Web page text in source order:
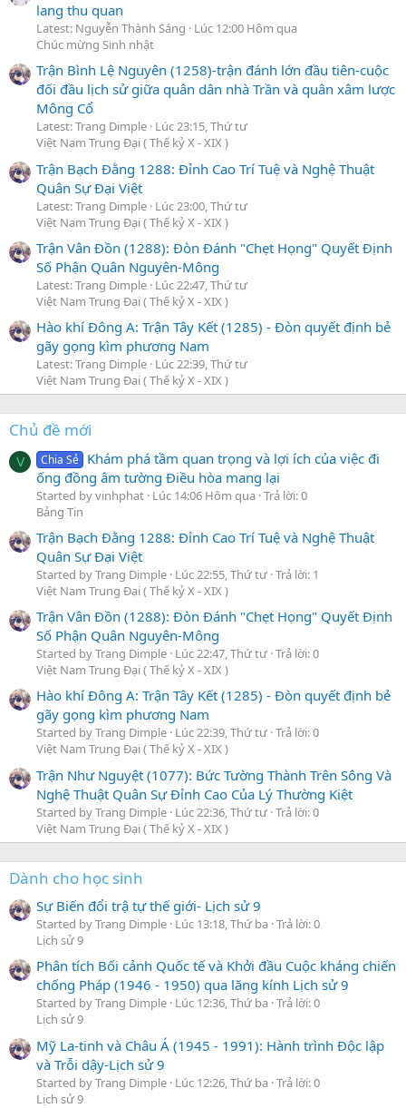
lang thu quan
Latest: Nguyễn Thành Sáng
Lúc 12:00 Hôm qua
Chúc mừng Sinh nhật
Trận Bình Lệ Nguyên (1258)-trận đánh lớn đầu tiên-cuộc
đối đầu lịch sử giữa quân dân nhà Trần và quân xâm lược
Mông Cổ
Latest: Trang Dimple Lúc 23:15, Thứ tư
Việt Nam Trung Đại ( Thế kỷ X - XIX )
Trận Bạch Đằng 1288: Đỉnh Cao Trí Tuệ và Nghệ Thuật
Quân Sự Đại Việt
Latest: Trang Dimple Lúc 23:00, Thứ tư
Việt Nam Trung Đại ( Thế kỷ X - XIX )
Trận Vân Đồn (1288): Đòn Đánh "Chẹt Họng" Quyết Định
Số Phận Quân Nguyên-Mông
Latest: Trang Dimple Lúc 22:47, Thứ tư
Việt Nam Trung Đại ( Thế kỷ X - XIX )
Hào khí Đông A: Trận Tây Kết (1285) - Đòn quyết định bẻ
gãy gọng kìm phương Nam
Latest: Trang Dimple Lúc 22:39, Thứ tư
Việt Nam Trung Đại ( Thế kỷ X - XIX )
Chủ đề mới
V Chia Sẻ Khám phá tầm quan trọng và lợi ích của việc đi
ống đồng âm tường Điều hòa mang lại
Started by vinhphat Lúc 14:06 Hôm qua Trả lời: 0
Bảng Tin
Trận Bạch Đằng 1288: Đỉnh Cao Trí Tuệ và Nghệ Thuật
Quân Sự Đại Việt
Started by Trang Dimple Lúc 22:55, Thứ tư Trả lời: 1
Việt Nam Trung Đại ( Thế kỷ X - XIX )
Trận Vân Đồn (1288): Đòn Đánh "Chẹt Họng" Quyết Định
Số Phận Quân Nguyên-Mông
Started by Trang Dimple Lúc 22:47, Thứ tư Trả lời: 0
Việt Nam Trung Đại ( Thế kỷ X - XIX )
Hào khí Đông A: Trận Tây Kết (1285) - Đòn quyết định bẻ
gãy gọng kìm phương Nam
Started by Trang Dimple Lúc 22:39, Thứ tư Trả lời: 0
Việt Nam Trung Đại ( Thế kỷ X - XIX )
Trận Như Nguyệt (1077): Bức Tường Thành Trên Sông Và
Nghệ Thuật Quân Sự Đỉnh Cao Của Lý Thường Kiệt
Started by Trang Dimple Lúc 22:36, Thứ tư Trả lời: 0
Việt Nam Trung Đại ( Thế kỷ X - XIX )
Dành cho học sinh
Sự Biến đổi trậ tự thế giới- Lịch sử 9
Started by Trang Dimple Lúc 13:18, Thứ ba Trả lời: 0
Lịch sử 9
Phân tích Bối cảnh Quốc tế và Khởi đầu Cuộc kháng chiến
chống Pháp (1946 - 1950) qua lăng kính Lịch sử 9
Started by Trang Dimple Lúc 12:36, Thứ ba Trả lời: 0
Lịch sử 9
Mỹ La-tinh và Châu Á (1945 - 1991): Hành trình Độc lập
và Trỗi dậy-Lịch sử 9
Started by Trang Dimple Lúc 12:26, Thứ ba Trả lời: 0
Lịch sử 9